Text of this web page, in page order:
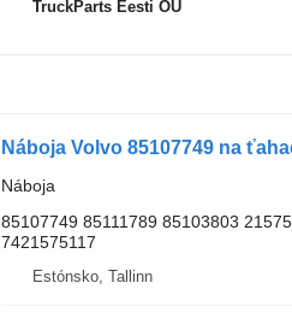
TruckParts Eesti OÜ
Náboja Volvo 85107749 na
Náboja
85107749 85111789 85103803
7421575117
Estónsko, Tallinn